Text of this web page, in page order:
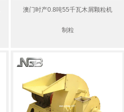
澳门时产0.8吨55千瓦木屑颗粒机
制粒